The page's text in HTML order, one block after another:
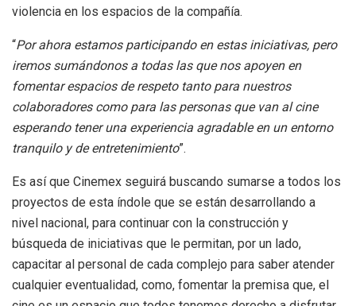
violencia en los espacios de la compañía.
“Por ahora estamos participando en estas iniciativas, pero
iremos sumándonos a todas las que nos apoyen en
fomentar espacios de respeto tanto para nuestros
colaboradores como para las personas que van al cine
esperando tener una experiencia agradable en un entorno
tranquilo y de entretenimiento”.
Es así que Cinemex seguirá buscando sumarse a todos los
proyectos de esta índole que se están desarrollando a
nivel nacional, para continuar con la construcción y
búsqueda de iniciativas que le permitan, por un lado,
capacitar al personal de cada complejo para saber atender
cualquier eventualidad, como, fomentar la premisa que, el